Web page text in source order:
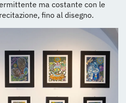
ma costante con le
fino al disegno.